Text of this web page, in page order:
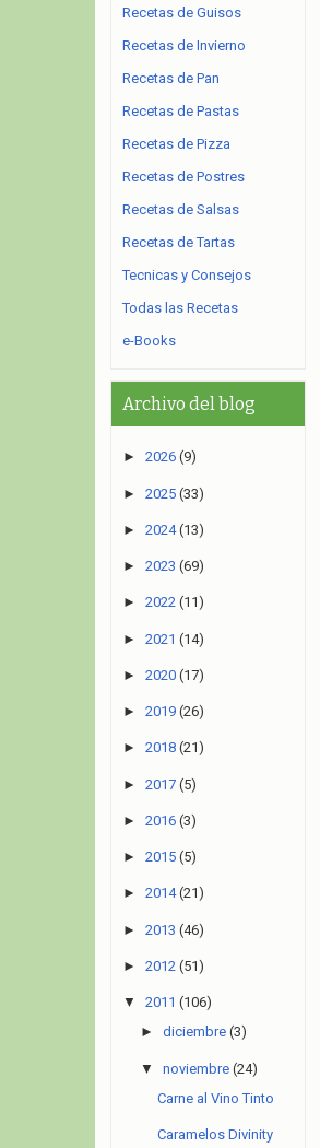
Recetas de Guisos
Recetas de Invierno
Recetas de Pan
Recetas de Pastas
Recetas de Pizza
Recetas de Postres
Recetas de Salsas
Recetas de Tartas
Tecnicas y Consejos
Todas las Recetas
e-Books
Archivo del blog
► 2026 (9)
► 2025 (33)
► 2024 (13)
► 2023 (69)
► 2022 (11)
► 2021 (14)
► 2020 (17)
► 2019 (26)
► 2018 (21)
► 2017 (5)
► 2016 (3)
► 2015 (5)
► 2014 (21)
► 2013 (46)
► 2012 (51)
▼ 2011 (106)
► diciembre (3)
▼ noviembre (24)
Carne al Vino Tinto
Caramelos Divinity